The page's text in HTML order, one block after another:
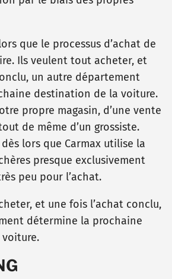
que le processus d’achat de
Ils veulent tout acheter, et
un autre département
destination de la voiture.
propre magasin, d’une vente
de même d’un grossiste.
lors que Carmax utilise la
presque exclusivement
peu pour l’achat.
et une fois l’achat conclu,
détermine la prochaine